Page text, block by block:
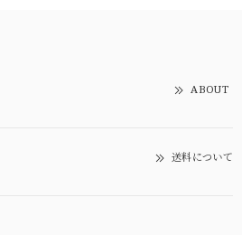
ABOUT
送料について